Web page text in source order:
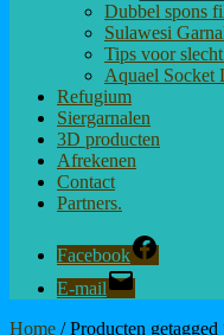
Dubbel spons
Sulawesi
Tips voor
Aquael Socket
Refugium
Siergarnalen
3D producten
Afrekenen
Contact
Partners.
Facebook
E-mail
Home / Producten getagged